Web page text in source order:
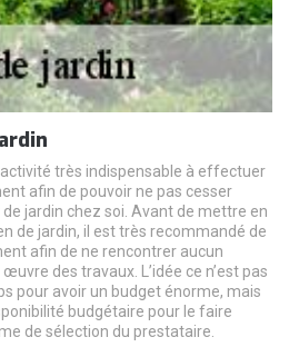
très indispensable à effectuer
afin de pouvoir ne pas cesser
jardin chez soi. Avant de mettre en
de jardin, il est très recommandé de
afin de ne rencontrer aucun
des travaux. L’idée ce n’est pas
pour avoir un budget énorme, mais
budgétaire pour le faire
de sélection du prestataire.